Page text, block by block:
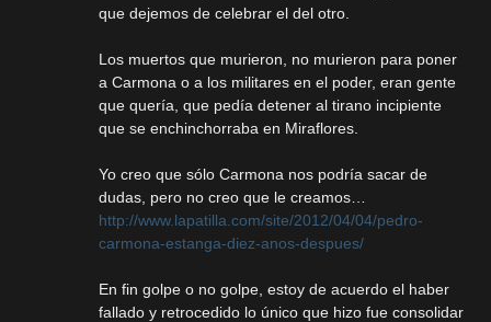
que dejemos de celebrar el del otro.
Los muertos que murieron, no murieron para poner
a Carmona o a los militares en el poder, eran gente
que quería, que pedía detener al tirano incipiente
que se enchinchorraba en Miraflores.
Yo creo que sólo Carmona nos podría sacar de
dudas, pero no creo que le creamos…
http://www.lapatilla.com/site/2012/04/04/pedro-
carmona-estanga-diez-anos-despues/
En fin golpe o no golpe, estoy de acuerdo el haber
fallado y retrocedido lo único que hizo fue consolidar